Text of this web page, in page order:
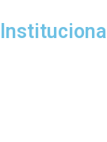
Institucional